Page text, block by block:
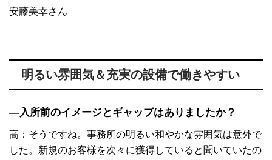
安藤美幸さん
明るい雰囲気＆充実の設備で働きやすい
―入所前のイメージとギャップはありましたか？
高：そうですね。事務所の明るい和やかな雰囲気は意外で
した。新規のお客様を次々に獲得していると聞いていたの